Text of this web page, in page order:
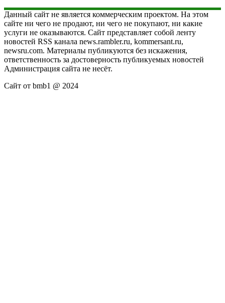
Данный сайт не является коммерческим проектом. На этом
сайте ни чего не продают, ни чего не покупают, ни какие
услуги не оказываются. Сайт представляет собой ленту
новостей RSS канала news.rambler.ru, kommersant.ru,
newsru.com. Материалы публикуются без искажения,
ответственность за достоверность публикуемых новостей
Администрация сайта не несёт.
Сайт от bmb1 @ 2024